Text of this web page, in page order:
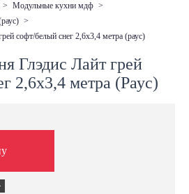
> модульные кухни мдф >
>
софт/белый снег 2,6х3,4 метра (раус)
Глэдис Лайт грей
2,6х3,4 метра (Раус)